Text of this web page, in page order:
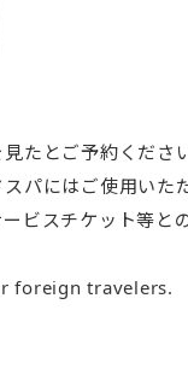
たとご予約くださ
パにはご使用いた
ビスチケット等と
foreign travelers.